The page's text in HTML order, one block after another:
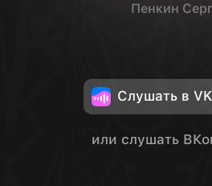
Пенкин
Слушать в
или слушать